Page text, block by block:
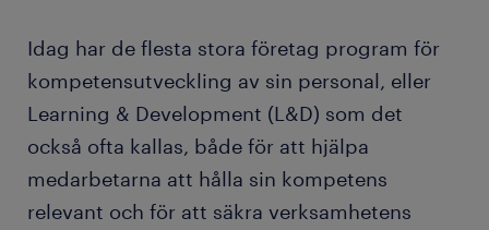
Idag har de flesta stora företag program för
kompetensutveckling av sin personal, eller
Learning & Development (L&D) som det
också ofta kallas, både för att hjälpa
medarbetarna att hålla sin kompetens
relevant och för att säkra verksamhetens